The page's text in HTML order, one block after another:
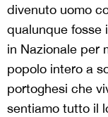
divenuto uomo
qualunque fosse
in Nazionale per
popolo intero a
portoghesi che
sentiamo tutto il